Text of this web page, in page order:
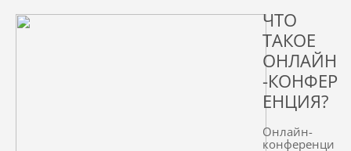
ЧТО
ТАКОЕ
ОНЛАЙН
-КОНФЕР
ЕНЦИЯ?
Онлайн-
конференци